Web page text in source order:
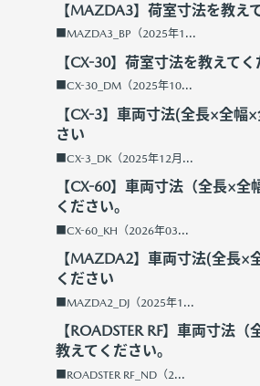
【MAZDA3】荷室寸法を教え
■MAZDA3_BP（2025年1...
【CX-30】荷室寸法を教えて
■CX-30_DM（2025年10...
【CX-3】車両寸法(全長×全幅
さい
■CX-3_DK（2025年12月...
【CX-60】車両寸法（全長×全
ください。
■CX-60_KH（2026年03...
【MAZDA2】車両寸法(全長×
ください
■MAZDA2_DJ（2025年1...
【ROADSTER RF】車両寸法
教えてください。
■ROADSTER RF_ND（2...